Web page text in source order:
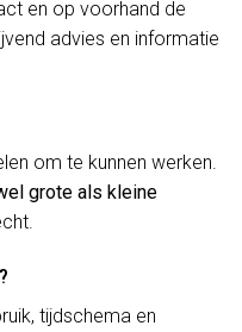
en op voorhand de
advies en informatie
om te kunnen werken.
grote als kleine
tijdschema en